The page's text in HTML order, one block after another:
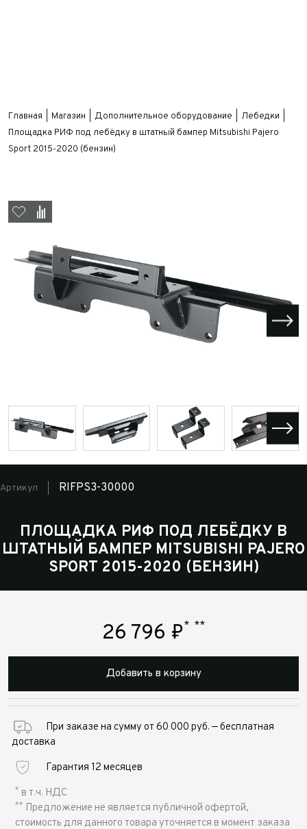
Главная Магазин Дополнительное оборудование
Лебедки
Площадка РИФ под лебёдку в штатный бампер Mitsubishi Pajero
Sport 2015-2020 (бензин)
Артикул RIFPS3-30000
ПЛОЩАДКА РИФ ПОД ЛЕБЁДКУ В
ШТАТНЫЙ БАМПЕР MITSUBISHI PAJERO
SPORT 2015-2020 (БЕНЗИН)
26 796 ₽* **
Добавить в корзину
При заказе на сумму от 60 000 руб. — бесплатная
доставка
Гарантия 12 месяцев
* в т.ч. НДС
** Предложение не является публичной офертой,
стоимость для данного товара уточняется в момент заказа